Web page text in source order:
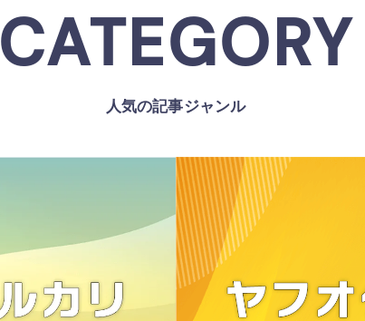
CATEGORY
人気の記事ジャンル